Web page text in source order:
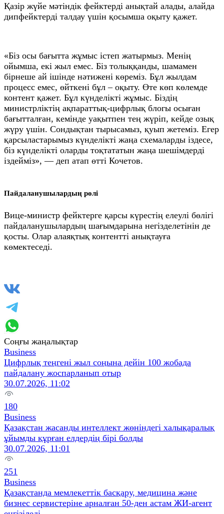
Қазір жүйе мәтіндік фейктерді анықтай алады, алайда
дипфейктерді талдау үшін қосымша оқыту қажет.
«Біз осы бағытта жұмыс істеп жатырмыз. Менің
ойымша, екі жыл емес. Біз толыққанды, шамамен
бірнеше ай ішінде нәтижені көреміз. Бұл жылдам
процесс емес, өйткені бұл – оқыту. Өте көп көлемде
контент қажет. Бұл күнделікті жұмыс. Біздің
министрліктің ақпараттық-цифрлық блогы осыған
бағытталған, кемінде уақытпен тең жүріп, кейде озық
жүру үшін. Сондықтан тырысамыз, қуып жетеміз. Егер
қарсыластарымыз күнделікті жаңа схемаларды іздесе,
біз күнделікті оларды тоқтататын жаңа шешімдерді
іздейміз», — деп атап өтті Кочетов.
Пайдаланушылардың рөлі
Вице-министр фейктерге қарсы күрестің елеулі бөлігі
пайдаланушылардың шағымдарына негізделетінін де
қосты. Олар алаяқтық контентті анықтауға
көмектеседі.
Соңғы жаңалықтар
Business
Цифрлық теңгені жыл соңына дейін 100 жобада
пайдалану жоспарланып отыр
30.07.2026, 11:02
180
Business
Қазақстан жасанды интеллект жөніндегі халықаралық
ұйымды құрған елдердің бірі болды
30.07.2026, 11:01
251
Business
Қазақстанда мемлекеттік басқару, медицина және
бизнес сервистеріне арналған 50-ден астам ЖИ-агент